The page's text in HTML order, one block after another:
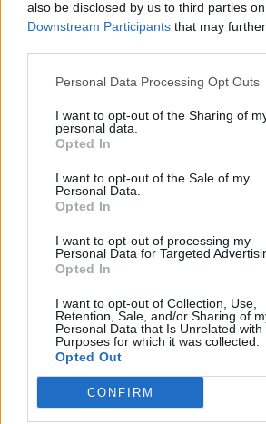
also be disclosed by us to third parties
Downstream Participants that may
Personal Data Processing Opt Outs
I want to opt-out of the Sharing of
personal data.
Opted In
I want to opt-out of the Sale of my
Personal Data.
Opted In
I want to opt-out of processing my
Personal Data for Targeted
Opted In
I want to opt-out of Collection, Use,
Retention, Sale, and/or Sharing of
Personal Data that Is Unrelated with
Purposes for which it was collected.
Opted Out
CONFIRM
Save my name, email, and website in
next time I comment.
Notify me of follow-up comments by
Notify me of new posts by email.